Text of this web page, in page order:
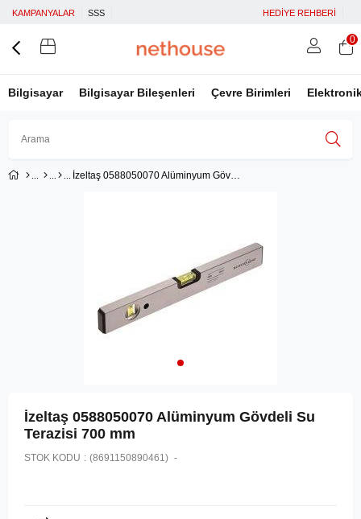
KAMPANYALAR SSS HEDİYE REHBERİ
Bilgisayar Bilgisayar Bileşenleri Çevre Birimleri
Üye Girişi Facebook İle Bağlan
0
İzeltaş 0588050070 Alüminyum Gövdeli Su Terazisi 700 mm
İzeltaş 0588050070 Alüminyum Gövdeli Su
Terazisi 700 mm
STOK KODU (8691150890461)